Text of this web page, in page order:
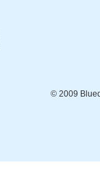
© 2009